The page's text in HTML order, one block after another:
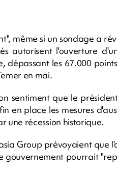
même si un sondage a
autorisent l'ouverture
dépassant les 67.000
en mai.
sentiment que le
en place les mesures
une récession historique.
Group prévoyaient que
gouvernement pourrait